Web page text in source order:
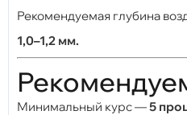
Рекомендуемая глубина
1,0–1,2 мм.
Минимальный курс —5